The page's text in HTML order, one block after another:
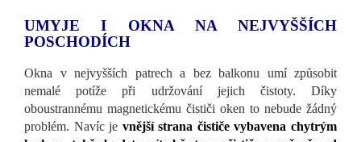
UMYJE I OKNA NA NEJVYŠŠÍCH
POSCHODÍCH
Okna v nejvyšších patrech a bez balkonu umí způsobit
nemalé potíže při udržování jejich čistoty. Díky
oboustrannému magnetickému čističi oken to nebude žádný
problém. Navíc je vnější strana čističe vybavena chytrým